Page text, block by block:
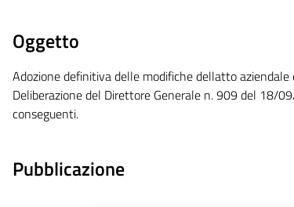
Oggetto
Adozione definitiva delle modifiche dellatto aziendale
Deliberazione del Direttore Generale n. 909 del 18/
conseguenti.
Pubblicazione